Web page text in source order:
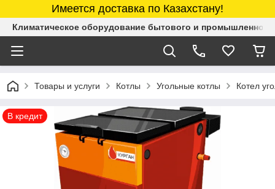
Имеется доставка по Казахстану!
Климатическое оборудование бытового и промышленного
Товары и услуги Котлы Угольные котлы Котел
В кредит